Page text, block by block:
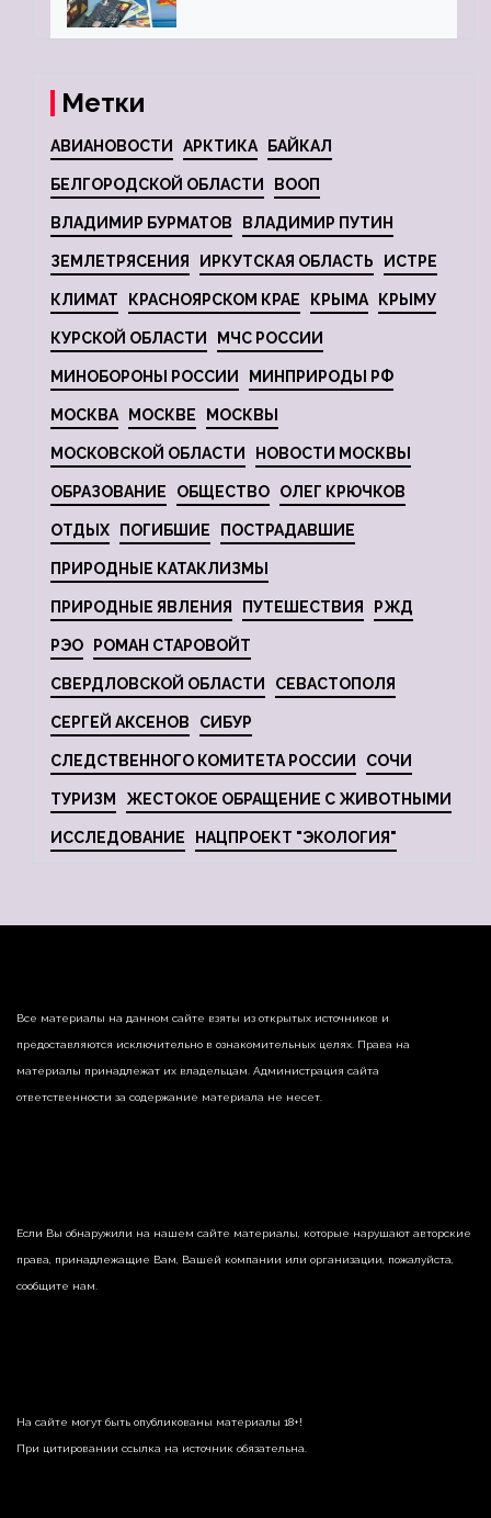
Метки
АВИАНОВОСТИ АРКТИКА БАЙКАЛ
БЕЛГОРОДСКОЙ ОБЛАСТИ ВООП
ВЛАДИМИР БУРМАТОВ ВЛАДИМИР ПУТИН
ЗЕМЛЕТРЯСЕНИЯ ИРКУТСКАЯ ОБЛАСТЬ ИСТРЕ
КЛИМАТ КРАСНОЯРСКОМ КРАЕ КРЫМА КРЫМУ
КУРСКОЙ ОБЛАСТИ МЧС РОССИИ
МИНОБОРОНЫ РОССИИ МИНПРИРОДЫ РФ
МОСКВА МОСКВЕ МОСКВЫ
МОСКОВСКОЙ ОБЛАСТИ НОВОСТИ МОСКВЫ
ОБРАЗОВАНИЕ ОБЩЕСТВО ОЛЕГ КРЮЧКОВ
ОТДЫХ ПОГИБШИЕ ПОСТРАДАВШИЕ
ПРИРОДНЫЕ КАТАКЛИЗМЫ
ПРИРОДНЫЕ ЯВЛЕНИЯ ПУТЕШЕСТВИЯ РЖД
РЭО РОМАН СТАРОВОЙТ
СВЕРДЛОВСКОЙ ОБЛАСТИ СЕВАСТОПОЛЯ
СЕРГЕЙ АКСЕНОВ СИБУР
СЛЕДСТВЕННОГО КОМИТЕТА РОССИИ СОЧИ
ТУРИЗМ ЖЕСТОКОЕ ОБРАЩЕНИЕ С ЖИВОТНЫМИ
ИССЛЕДОВАНИЕ НАЦПРОЕКТ "ЭКОЛОГИЯ"
Все материалы на данном сайте взяты из открытых источников и
предоставляются исключительно в ознакомительных целях. Права на
материалы принадлежат их владельцам. Администрация сайта
ответственности за содержание материала не несет.
Если Вы обнаружили на нашем сайте материалы, которые нарушают авторские
права, принадлежащие Вам, Вашей компании или организации, пожалуйста,
сообщите нам.
На сайте могут быть опубликованы материалы 18+!
При цитировании ссылка на источник обязательна.